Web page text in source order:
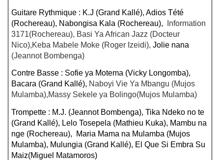
Guitare Rythmique : K.J (Grand Kallé), Adios Tété
(Rochereau), Nabongisa Kala (Rochereau),
Information
3171(Rochereau), Basi Ya African Jazz (Docteur
Nico),Keba Mabele Moke (Roger Izeidi), Jolie nana
(Jeannot Bombenga)
Contre Basse : Sofie ya Motema (Vicky Longomba),
Bacara (Grand Kallé), Naboyi Vie Ya Mbangu (Mujos
Mulamba),Massy Sekele ya Bolingo(Mujos Mulamba)
Trompette : M.J. (Jeannot Bombenga), Tika Ndeko no te
(Grand Kallé), Lelo Tosepela (Mathieu Kuka), Mambu na
nge (Rochereau), Maria Mama na Mulamba (Mujos
Mulamba), Mulungia (Grand Kallé), El Que Si Embra Su
Maiz(Miguel Matamoros)